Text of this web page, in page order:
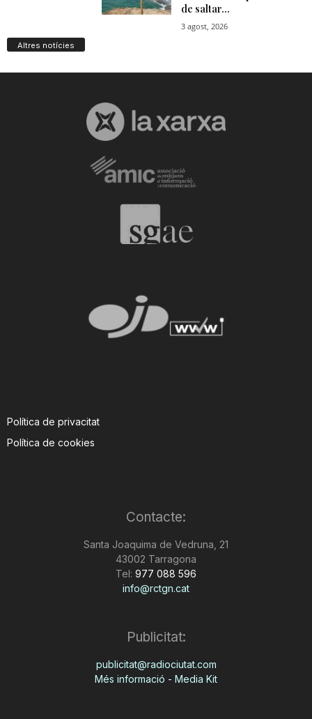
Altres notícies
Política de privacitat
Política de cookies
Contacte:
Santa Joaquima de Vedruna, 21
43002 Tarragona
Tel: 977 088 596
info@rctgn.cat
Publicitat:
publicitat@radiociutat.com
Més informació - Media Kit